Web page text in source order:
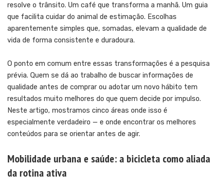
resolve o trânsito. Um café que transforma a manhã. Um guia
que facilita cuidar do animal de estimação. Escolhas
aparentemente simples que, somadas, elevam a qualidade de
vida de forma consistente e duradoura.
O ponto em comum entre essas transformações é a pesquisa
prévia. Quem se dá ao trabalho de buscar informações de
qualidade antes de comprar ou adotar um novo hábito tem
resultados muito melhores do que quem decide por impulso.
Neste artigo, mostramos cinco áreas onde isso é
especialmente verdadeiro — e onde encontrar os melhores
conteúdos para se orientar antes de agir.
Mobilidade urbana e saúde: a bicicleta como aliada
da rotina ativa